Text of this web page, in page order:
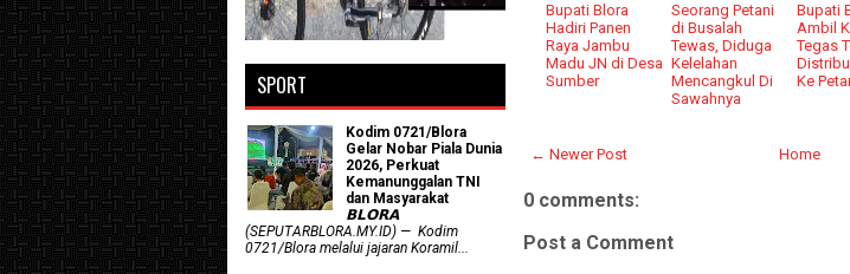
Bupati Blora
Hadiri Panen
Raya Jambu
Madu JN di Desa
Sumber
Seorang Petani
di Busalah
Tewas, Diduga
Kelelahan
Mencangkul Di
Sawahnya
Bupati
Ambil
Tegas
Ke
← Newer Post Home
0 comments:
Post a Comment
SPORT
Kodim 0721/Blora
Gelar Nobar Piala Dunia
2026, Perkuat
Kemanunggalan TNI
dan Masyarakat
𝗕𝗟𝗢𝗥𝗔
(SEPUTARBLORA.MY.ID) — Kodim
0721/Blora melalui jajaran Koramil...